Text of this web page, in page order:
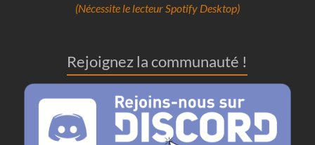
(Nécessite le lecteur Spotify Desktop)
Rejoignez la communauté !